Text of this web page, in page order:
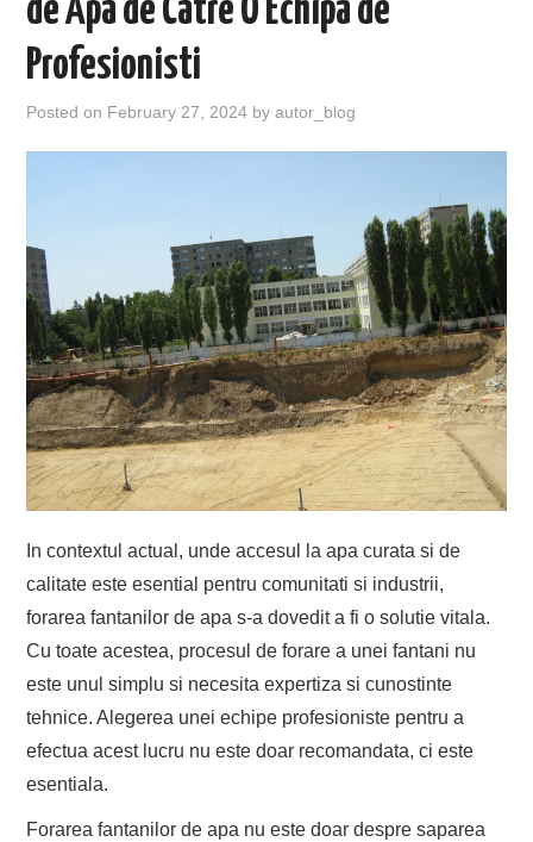
de Apa de Catre O Echipa de
Profesionisti
Posted on February 27, 2024 byautor_blog
In contextul actual, unde accesul la apa curata si de
calitate este esential pentru comunitati si industrii,
forarea fantanilor de apa s-a dovedit a fi o solutie vitala.
Cu toate acestea, procesul de forare a unei fantani nu
este unul simplu si necesita expertiza si cunostinte
tehnice. Alegerea unei echipe profesioniste pentru a
efectua acest lucru nu este doar recomandata, ci este
esentiala.
Forarea fantanilor de apa nu este doar despre saparea